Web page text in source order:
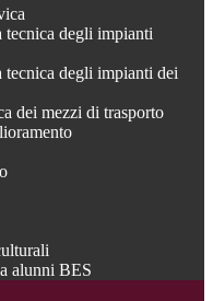
tecnica degli impianti
tecnica degli impianti dei
dei mezzi di trasporto
alunni BES